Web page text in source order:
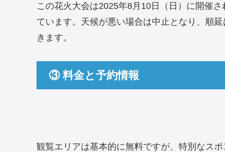
この花火大会は2025年8月10日（日）に開催
ています。天候が悪い場合は中止となり、順
きます。
③ 料金と予約情報
観覧エリアは基本的に無料ですが、特別なス